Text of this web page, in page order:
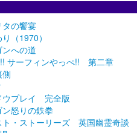
タの饗宴
（1970）
ンへの道
サーフィンやっぺ!! 第二章
ウプレイ 完全版
ン怒りの鉄拳
ト・ストーリーズ 英国幽霊奇談